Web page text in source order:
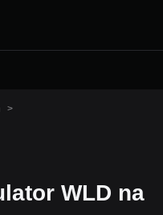
>
WLD na